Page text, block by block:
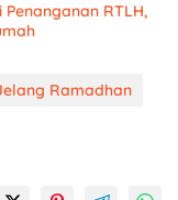
RTLH,
Ramadhan